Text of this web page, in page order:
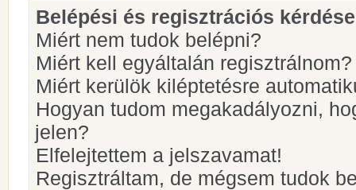
Belépési és regisztrációs
Miért nem tudok belépni?
Miért kell egyáltalán regisztrálnom?
Miért kerülök kiléptetésre
Hogyan tudom megakadályozni,
jelen?
Elfelejtettem a jelszavamat!
Regisztráltam, de mégsem tudok